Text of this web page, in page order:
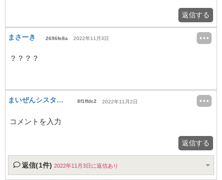
返信する
まさーき 2696fe8a 2022年11月3日
？？？？
まいぜんシスターズ（本物） 8f1ffdc2 2022年11月2日
コメントを入力
返信する
返信(1件) 2022年11月3日に返信あり